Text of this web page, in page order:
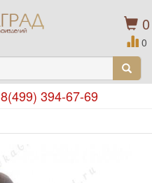
0
0
8(499) 394-67-69